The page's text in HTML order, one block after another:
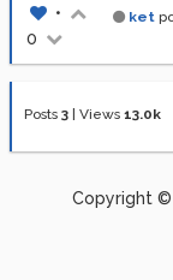
ket
•
0
Posts 3 Views 13.0k
Copyright ©